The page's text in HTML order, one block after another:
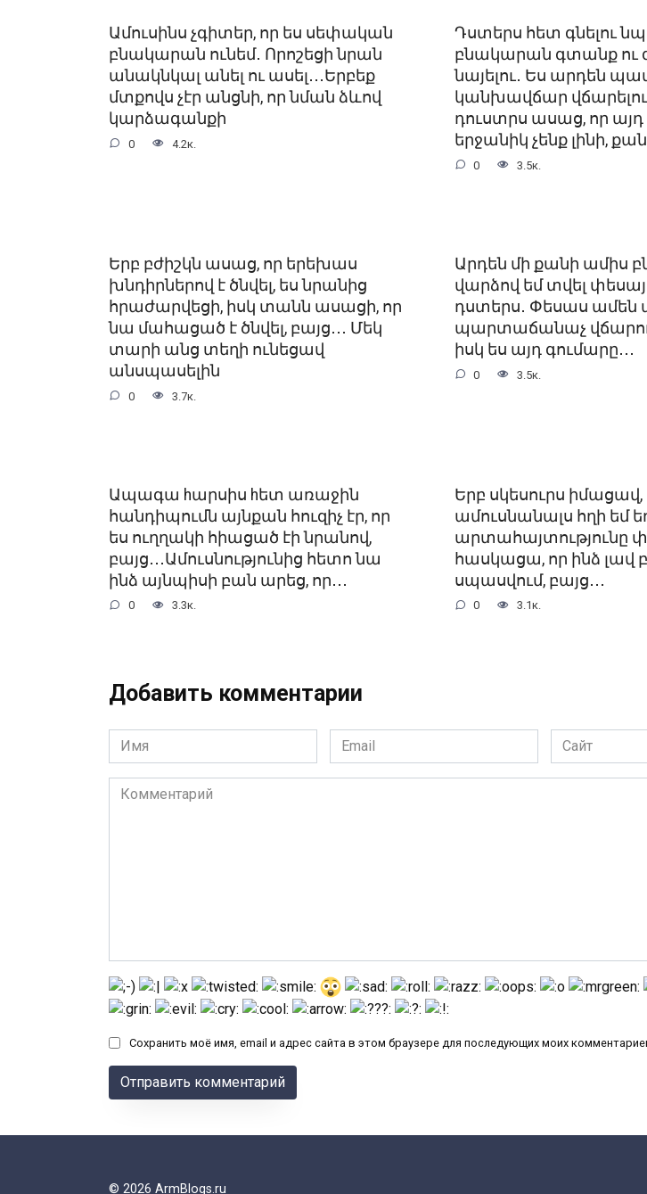
Ամուսինս չգիտեր, որ ես սեփական
բնակարան ունեմ․ Որոշեցի նրան
անակնկալ անել ու ասել․․․Երբեք
մտքովս չէր անցնի, որ նման ձևով
կարձագանքի
0 4.2к.
Դստերս հետ գնելու
բնակարան գտանք ու
նայելու․ Ես արդեն
կանխավճար
դուստրս ասաց, որ
երջանիկ չենք լինի,
0 3.5к.
Երբ բժիշկն ասաց, որ երեխաս
խնդիրներով է ծնվել, ես նրանից
հրաժարվեցի, իսկ տանն ասացի, որ
նա մահացած է ծնվել, բայց․․․ Մեկ
տարի անց տեղի ունեցավ
անսպասելին
0 3.7к.
Արդեն մի քանի ամիս
վարձով եմ տվել
դստերս․ Փեսաս ամեն
պարտաճանաչ
իսկ ես այդ գումարը․․․
0 3.5к.
Ապագա hարսիս hետ առաջին
հանդիպումն այնքան հուզիչ էր, որ
ես ուղղակի հիացած էի նրանով,
բայց․․․Ամուսնությունից հետո նա
ինձ այնպիսի բան արեց, որ․․․
0 3.3к.
Երբ սկեսուրս իմացավ,
ամուսնանալս հղի եմ
արտահայտությունը
հասկացա, որ ինձ լավ
սպասվում, բայց․․․
0 3.1к.
Добавить комментарии
Имя
*
Email
*
Сайт
Комментарий
Сохранить моё имя, email и адрес сайта в этом браузере для последующих моих
© 2026 ArmBlogs.ru